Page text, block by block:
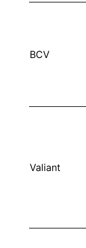
BCV
Valiant